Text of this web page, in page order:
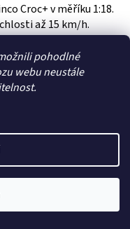
pohodlné
webu neustále
Croc+ v měříku 1:18.
až 15 km/h.
především děti....